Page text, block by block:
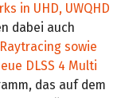
in UHD, UWQHD
dabei auch
sowie
DLSS 4 Multi
das auf dem